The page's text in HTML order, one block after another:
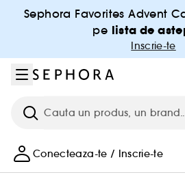
Sephora Favorites Advent
pe lista de
Inscrie-te
Cauta
Conecteaza-te / Inscrie-te